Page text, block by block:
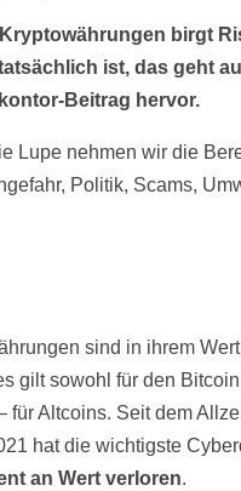
birgt
ist, das geht
Beitrag hervor.
Lupe nehmen wir die
Politik, Scams,
sind in ihrem
gilt sowohl für den
für Altcoins. Seit dem
hat die wichtigste
an Wert verloren.